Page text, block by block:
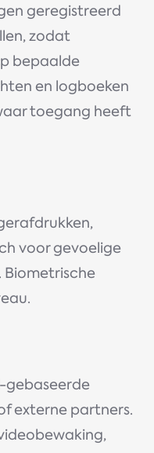
geregistreerd
zodat
bepaalde
en logboeken
toegang heeft
voor gevoelige
externe partners.